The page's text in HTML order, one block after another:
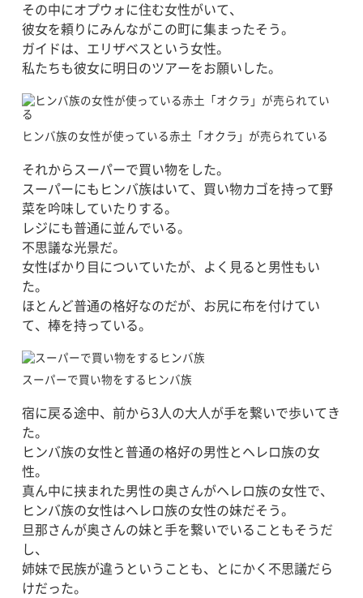
その中にオプウォに住む女性がいて、
彼女を頼りにみんながこの町に集まったそう。
ガイドは、エリザベスという女性。
私たちも彼女に明日のツアーをお願いした。
ヒンバ族の女性が使っている赤土「オクラ」が売られている
それからスーパーで買い物をした。
スーパーにもヒンバ族はいて、買い物カゴを持って野
菜を吟味していたりする。
レジにも普通に並んでいる。
不思議な光景だ。
女性ばかり目についていたが、よく見ると男性もい
た。
ほとんど普通の格好なのだが、お尻に布を付けてい
て、棒を持っている。
スーパーで買い物をするヒンバ族
宿に戻る途中、前から3人の大人が手を繋いで歩いてき
た。
ヒンバ族の女性と普通の格好の男性とヘレロ族の女
性。
真ん中に挟まれた男性の奥さんがヘレロ族の女性で、
ヒンバ族の女性はヘレロ族の女性の妹だそう。
旦那さんが奥さんの妹と手を繋いでいることもそうだ
し、
姉妹で民族が違うということも、とにかく不思議だら
けだった。